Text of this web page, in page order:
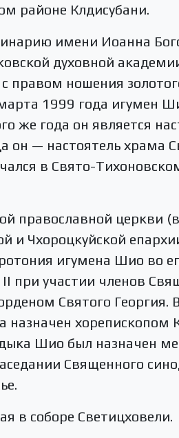
районе Клдисубани.
имени Иоанна
духовной
правом ношения
1999 года игумен
же года он является
он — настоятель храма
в Свято-
православной церкви
и Чхороцкуйской
игумена Шио во
при участии членов
Святого Георгия.
назначен хорепископом
Шио был назначен
Священного
в соборе Светицховели.